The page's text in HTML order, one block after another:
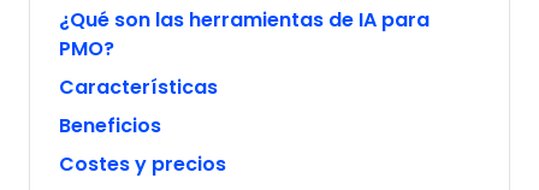
¿Qué son las herramientas de IA para
PMO?
Características
Beneficios
Costes y precios